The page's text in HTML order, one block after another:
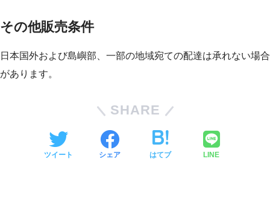
その他販売条件
日本国外および島嶼部、一部の地域宛ての配達は承れない場合
があります。
SHARE
ツイート シェア はてブ LINE